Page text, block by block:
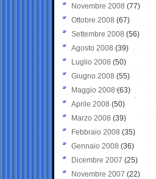
Novembre 2008 (77)
Ottobre 2008 (67)
Settembre 2008 (56)
Agosto 2008 (39)
Luglio 2008 (50)
Giugno 2008 (55)
Maggio 2008(63)
Aprile 2008 (50)
Marzo 2008 (39)
Febbraio 2008 (35)
Gennaio 2008 (36)
Dicembre 2007 (25)
Novembre 2007 (22)